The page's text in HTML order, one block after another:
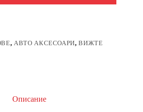
, АВТО АКСЕСОАРИ,ВИЖТЕ
Описание